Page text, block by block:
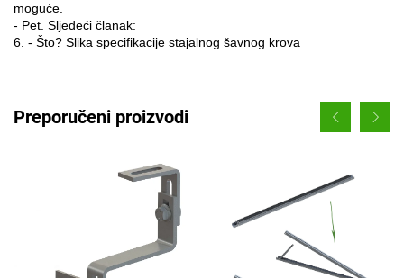
moguće.
- Pet. Sljedeći članak:
6. - Što? Slika specifikacije stajalnog šavnog krova
Preporučeni proizvodi